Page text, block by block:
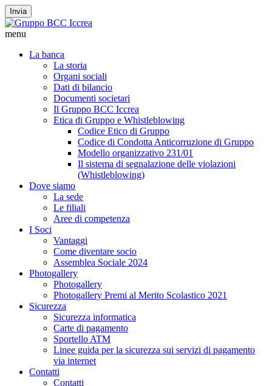
Invia
menu
La banca
La storia
Organi sociali
Dati di bilancio
Documenti societari
Il Gruppo BCC Iccrea
Etica di Gruppo e Whistleblowing
Codice Etico di Gruppo
Codice di Condotta Anticorruzione di Gruppo
Modello organizzativo 231/01
Il sistema di segnalazione delle violazioni
(Whistleblowing)
Dove siamo
La sede
Le filiali
Aree di competenza
I Soci
Vantaggi
Come diventare socio
Assemblea Sociale 2024
Photogallery
Photogallery
Photogallery Premi al Merito Scolastico 2021
Sicurezza
Sicurezza informatica
Carte di pagamento
Sportello ATM
Linee guida per la sicurezza sui servizi di pagamento
via internet
Contatti
Contatti